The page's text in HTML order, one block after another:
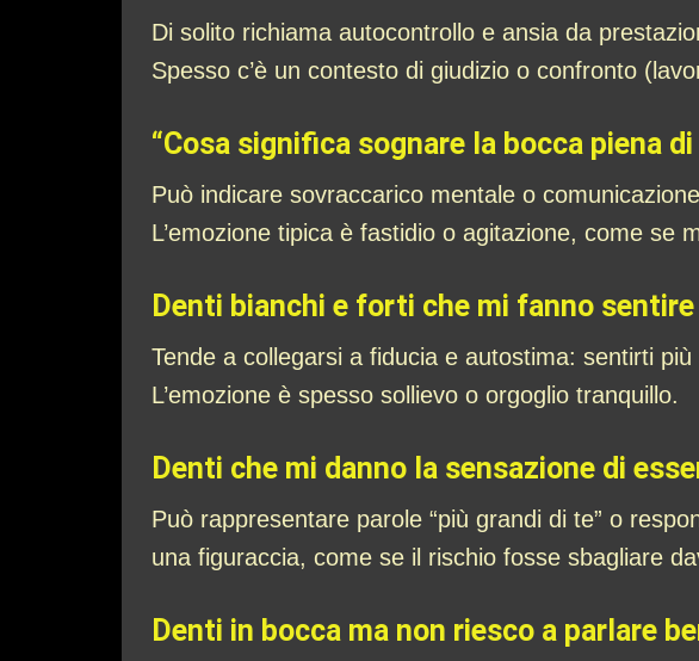
Di solito richiama autocontrollo e ansia da
Spesso c’è un contesto di giudizio o confronto
“Cosa significa sognare la bocca piena
Può indicare sovraccarico mentale o
L’emozione tipica è fastidio o agitazione, come se
Denti bianchi e forti che mi fanno sentire
Tende a collegarsi a fiducia e autostima: sentirti
L’emozione è spesso sollievo o orgoglio tranquillo.
Denti che mi danno la sensazione di
Può rappresentare parole “più grandi di te” o
una figuraccia, come se il rischio fosse sbagliare
Denti in bocca ma non riesco a parlare